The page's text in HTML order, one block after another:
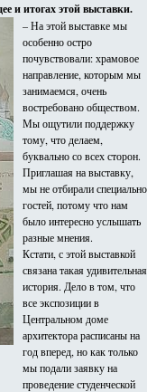
и итогах этой выставки.
– На этой выставке мы
особенно остро
почувствовали: храмовое
направление, которым мы
занимаемся, очень
востребовано обществом.
Мы ощутили поддержку
тому, что делаем,
буквально со всех сторон.
Приглашая на выставку,
мы не отбирали специально
гостей, потому что нам
было интересно услышать
разные мнения.
Кстати, с этой выставкой
связана такая удивительная
история. Дело в том, что
все экспозиции в
Центральном доме
архитектора расписаны на
год вперед, но как только
мы подали заявку на
проведение студенческой